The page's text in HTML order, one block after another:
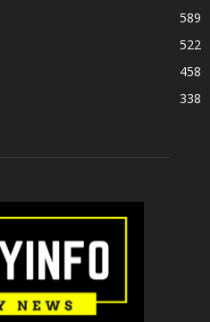
589
522
458
338